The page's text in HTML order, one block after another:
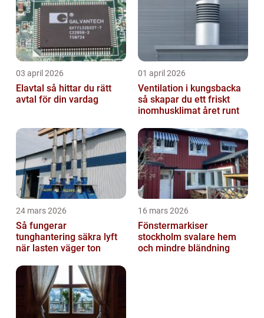
03 april 2026
Elavtal så hittar du rätt
avtal för din vardag
01 april 2026
Ventilation i kungsbacka
så skapar du ett friskt
inomhusklimat året runt
24 mars 2026
Så fungerar
tunghantering säkra lyft
när lasten väger ton
16 mars 2026
Fönstermarkiser
stockholm svalare hem
och mindre bländning